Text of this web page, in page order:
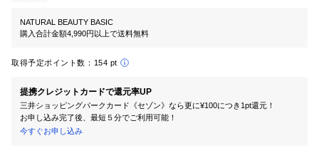
NATURAL BEAUTY BASIC
購入合計金額4,990円以上で送料無料
取得予定ポイント数： 154 pt
提携クレジットカードで還元率UP
三井ショッピングパークカード《セゾン》なら更に¥100につき1pt還元！
お申し込み完了後、最短５分でご利用可能！
今すぐお申し込み